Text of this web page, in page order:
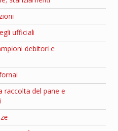
ufficiali
debitori e
raccolta del pane e